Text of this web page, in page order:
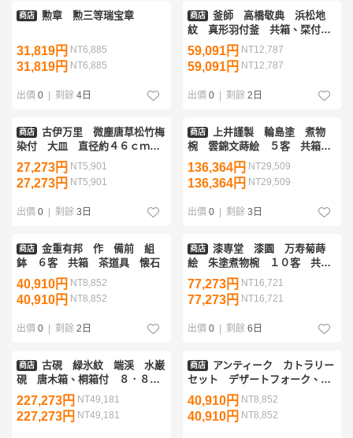
商店 勲章 勲三等瑞宝章
31,819円 NT6,885
31,819円 NT6,885
出價 0 剩餘 4日
商店
釜師 高橋敬典 浜松地
紋 真形羽付釜 共箱、栞付
人間国宝 日本工芸会正会員
茶道具 茶釜
59,091円 NT12,787
59,091円 NT12,787
出價 0 剩餘 2日
商店
古伊万里 微塵唐草松竹梅
染付 大皿 直径約４６ｃｍ
古民芸
27,273円 NT5,901
27,273円 NT5,901
出價 0 剩餘 3日
商店
上井謹製 輪島塗 煮物
椀 雲錦文蒔絵 ５客 共箱
茶道具 懐石
136,364円 NT29,509
136,364円 NT29,509
出價 0 剩餘 3日
商店
金重有邦 作 備前 組
鉢 ６客 共箱 茶道具 懐石
40,910円 NT8,852
40,910円 NT8,852
出價 0 剩餘 2日
商店
漆専堂 漆園 万寿菊蒔
絵 朱塗煮物椀 １０客 共箱
付 茶道具 会席
77,273円 NT16,721
77,273円 NT16,721
出價 0 剩餘 6日
商店
古硯 緑氷紋 端渓 水巌
硯 唐木箱、桐箱付 ８．８×
１４．３ｃｍ 書道具 文房具
227,273円 NT49,181
227,273円 NT49,181
商店
アンティーク カトラリー
セット デザートフォーク、デ
ザートナイフ 白蝶貝 １２
Ｐ 箱付 A＆D
40,910円 NT8,852
40,910円 NT8,852